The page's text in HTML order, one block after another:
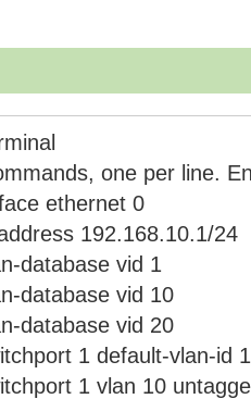
one per line.
ethernet 0
192.168.10.1/24
database vid 1
database vid 10
database vid 20
1 default-vlan-id
1 vlan 10